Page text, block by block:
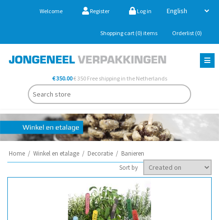
Welcome Register Log in
Shopping cart (0) items Orderlist (0)
€ 350.00€ 350 Free shipping in the Netherlands
Home / Winkel en etalage / Decoratie / Banieren
Sort by